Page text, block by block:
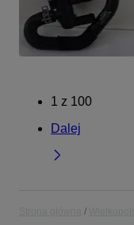
1 z 100
Dalej